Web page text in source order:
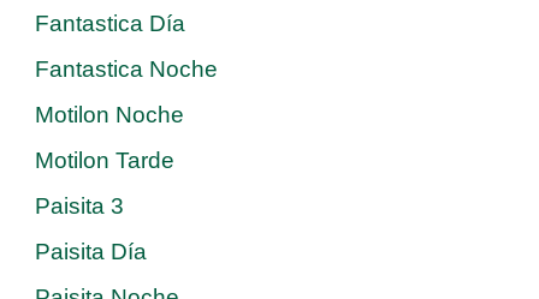
Fantastica Día
Fantastica Noche
Motilon Noche
Motilon Tarde
Paisita 3
Paisita Día